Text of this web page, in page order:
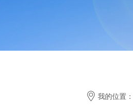
我的位置：